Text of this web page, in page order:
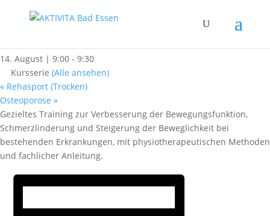
« Alle Kurse
14. August | 9:00 - 9:30
Kursserie (Alle ansehen)
« Rehasport (Trocken)
Osteoporose »
Gezieltes Training zur Verbesserung der Bewegungsfunktion,
Schmerzlinderung und Steigerung der Beweglichkeit bei
bestehenden Erkrankungen, mit physiotherapeutischen Methoden
und fachlicher Anleitung.